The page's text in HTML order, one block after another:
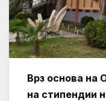
Врз основа на
на стипендии